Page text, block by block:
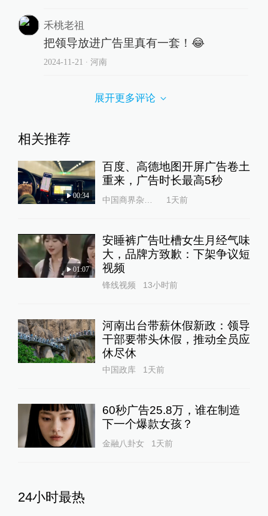
禾桃老祖
把领导放进广告里真有一套！😂
2024-11-21 ∙ 河南
展开更多评论
相关推荐
00:34
百度、高德地图开屏广告卷土
重来，广告时长最高5秒
中国商界杂志社 1天前
01:07
安睡裤广告吐槽女生月经气味
大，品牌方致歉：下架争议短
视频
锋线视频 13小时前
河南出台带薪休假新政：领导
干部要带头休假，推动全员应
休尽休
中国政库 1天前
60秒广告25.8万，谁在制造
下一个爆款女孩？
金融八卦女 1天前
24小时最热